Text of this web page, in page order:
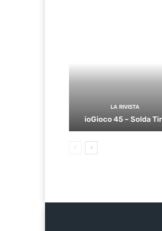
LA RIVISTA
ioGioco 45 – Solda